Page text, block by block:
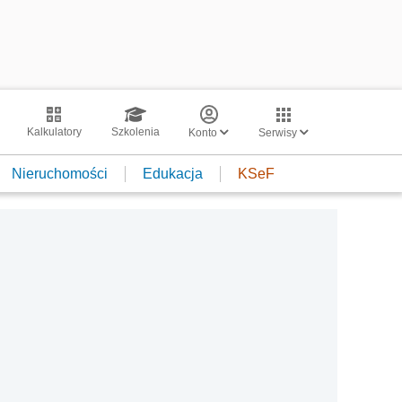
Kalkulatory Szkolenia Konto Serwisy
Nieruchomości Edukacja KSeF